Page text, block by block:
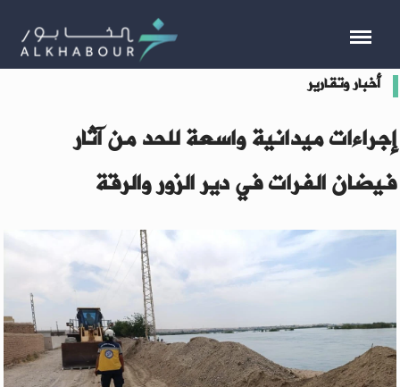
أخبار وتقارير
إجراءات ميدانية واسعة للحد من آثار
فيضان الفرات في دير الزور والرقة